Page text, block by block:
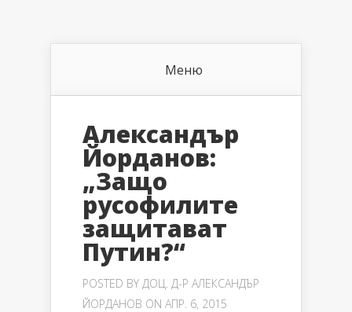
Меню
Александър
Йорданов:
„Защо
русофилите
защитават
Путин?“
POSTED BY ДОЦ. Д-Р АЛЕКСАНДЪР
ЙОРДАНОВ ON АПР. 6, 2015